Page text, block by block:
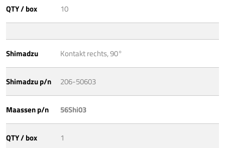
QTY / box 10
Shimadzu Kontakt rechts, 90°
Shimadzu p/n 206-50603
Maassen p/n 56Shi03
QTY / box 1